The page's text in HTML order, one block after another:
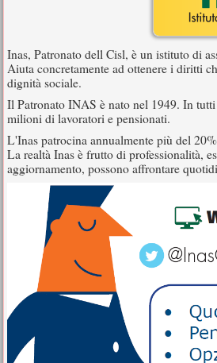
Inas, Patronato dell Cisl, è un istituto di
Aiuta concretamente ad ottenere i diritti
dignità sociale.
Il Patronato INAS è nato nel 1949. In
milioni di lavoratori e pensionati.
L'Inas patrocina annualmente più del
La realtà Inas è frutto di professionalità,
aggiornamento, possono affrontare